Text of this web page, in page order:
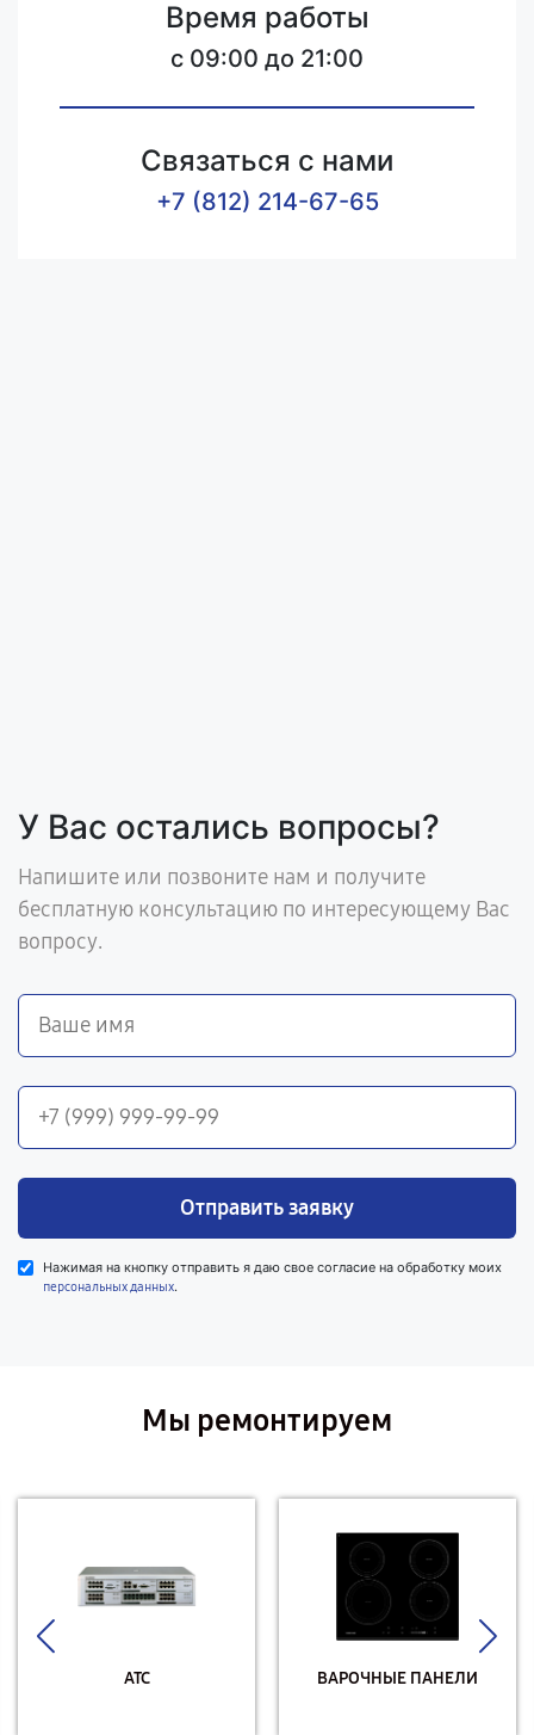
Время работы
c 09:00 до 21:00
Связаться с нами
+7 (812) 214-67-65
У Вас остались вопросы?
Напишите или позвоните нам и получите
бесплатную консультацию по интересующему Вас
вопросу.
Отправить заявку
Нажимая на кнопку отправить я даю свое согласие на обработку моих
персональных данных.
Мы ремонтируем
АТС ВАРОЧНЫЕ ПАНЕЛИ